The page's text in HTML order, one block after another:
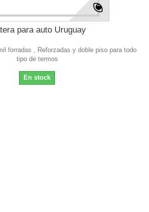
para auto Uruguay
forradas , Reforzadas y doble piso para todo
tipo de termos
En stock